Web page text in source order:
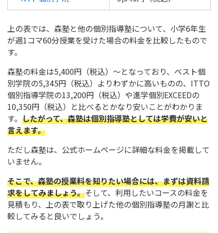
上の表では、森塾と他の個別指導塾について、小学6年生
が週1コマ60分授業を受けた場合の料金を比較したもので
す。
森塾の料金は5,400円（税込）〜となっており、ベスト個
別学院の5,345円（税込）よりわずかに高いものの、ITTO
個別指導学院の13,200円（税込）や進学個別EXCEEDの
10,350円（税込）と比べるとかなり安いことがわかりま
す。 したがって、森塾は個別指導塾としては学費が安いと
言えます。
ただし森塾は、公式ホームページに詳細な料金を掲載して
いません。
そこで、森塾の授業料を知りたい場合には、まずは資料請
求をしてみましょう。そして、利用したいコースの料金を
見積もり、上の表で取り上げた他の個別指導塾の月謝と比
較してみると良いでしょう。